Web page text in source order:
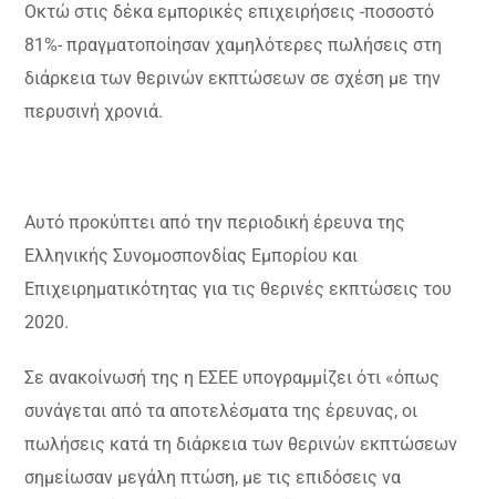
Οκτώ στις δέκα εμπορικές επιχειρήσεις -ποσοστό
81%- πραγματοποίησαν χαμηλότερες πωλήσεις στη
διάρκεια των θερινών εκπτώσεων σε σχέση με την
περυσινή χρονιά.
Αυτό προκύπτει από την περιοδική έρευνα της
Ελληνικής Συνομοσπονδίας Εμπορίου και
Επιχειρηματικότητας για τις θερινές εκπτώσεις του
2020.
Σε ανακοίνωσή της η ΕΣΕΕ υπογραμμίζει ότι «όπως
συνάγεται από τα αποτελέσματα της έρευνας, οι
πωλήσεις κατά τη διάρκεια των θερινών εκπτώσεων
σημείωσαν μεγάλη πτώση, με τις επιδόσεις να